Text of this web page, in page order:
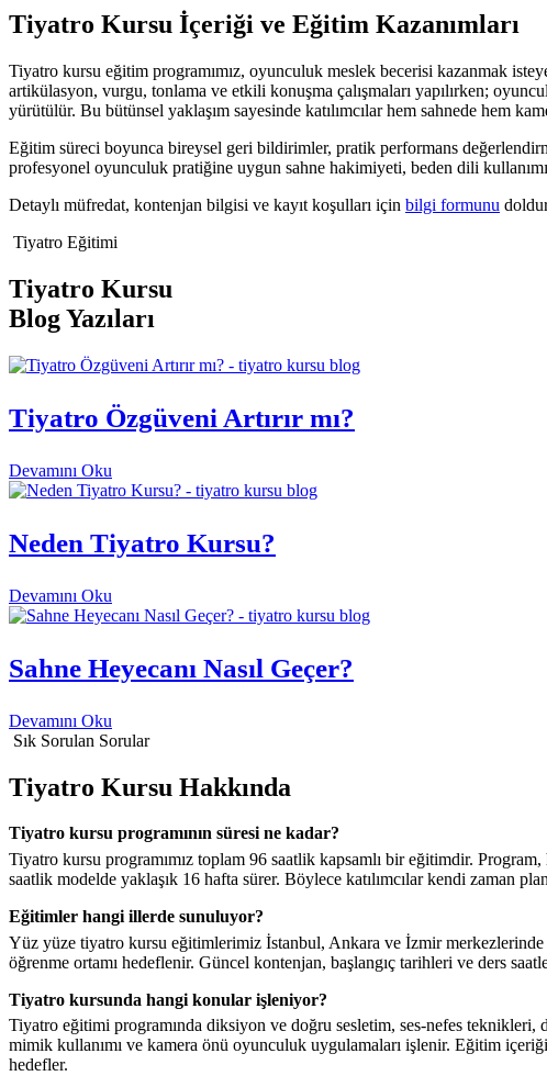
Tiyatro Kursu İçeriği ve Eğitim Kazanımları
Tiyatro kursu eğitim programımız, oyunculuk meslek becerisi kazanmak
artikülasyon, vurgu, tonlama ve etkili konuşma çalışmaları yapılırken;
yürütülür. Bu bütünsel yaklaşım sayesinde katılımcılar hem sahnede hem
Eğitim süreci boyunca bireysel geri bildirimler, pratik performans
profesyonel oyunculuk pratiğine uygun sahne hakimiyeti, beden dili
Detaylı müfredat, kontenjan bilgisi ve kayıt koşulları için bilgi formunu
Tiyatro Eğitimi
Tiyatro Kursu
Blog Yazıları
Tiyatro Özgüveni Artırır mı?
Devamını Oku
Neden Tiyatro Kursu?
Devamını Oku
Sahne Heyecanı Nasıl Geçer?
Devamını Oku
Sık Sorulan Sorular
Tiyatro Kursu Hakkında
Tiyatro kursu programının süresi ne kadar?
Tiyatro kursu programımız toplam 96 saatlik kapsamlı bir eğitimdir.
saatlik modelde yaklaşık 16 hafta sürer. Böylece katılımcılar kendi zaman
Eğitimler hangi illerde sunuluyor?
Yüz yüze tiyatro kursu eğitimlerimiz İstanbul, Ankara ve İzmir merkezlerinde
öğrenme ortamı hedeflenir. Güncel kontenjan, başlangıç tarihleri ve ders
Tiyatro kursunda hangi konular işleniyor?
Tiyatro eğitimi programında diksiyon ve doğru sesletim, ses-nefes teknikleri,
mimik kullanımı ve kamera önü oyunculuk uygulamaları işlenir. Eğitim
hedefler.